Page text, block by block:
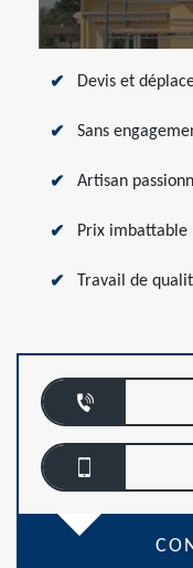
Devis et
Sans
Artisan
Prix imbattable
Travail de